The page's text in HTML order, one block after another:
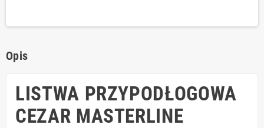
Opis
LISTWA PRZYPODŁOGOWA
CEZAR MASTERLINE